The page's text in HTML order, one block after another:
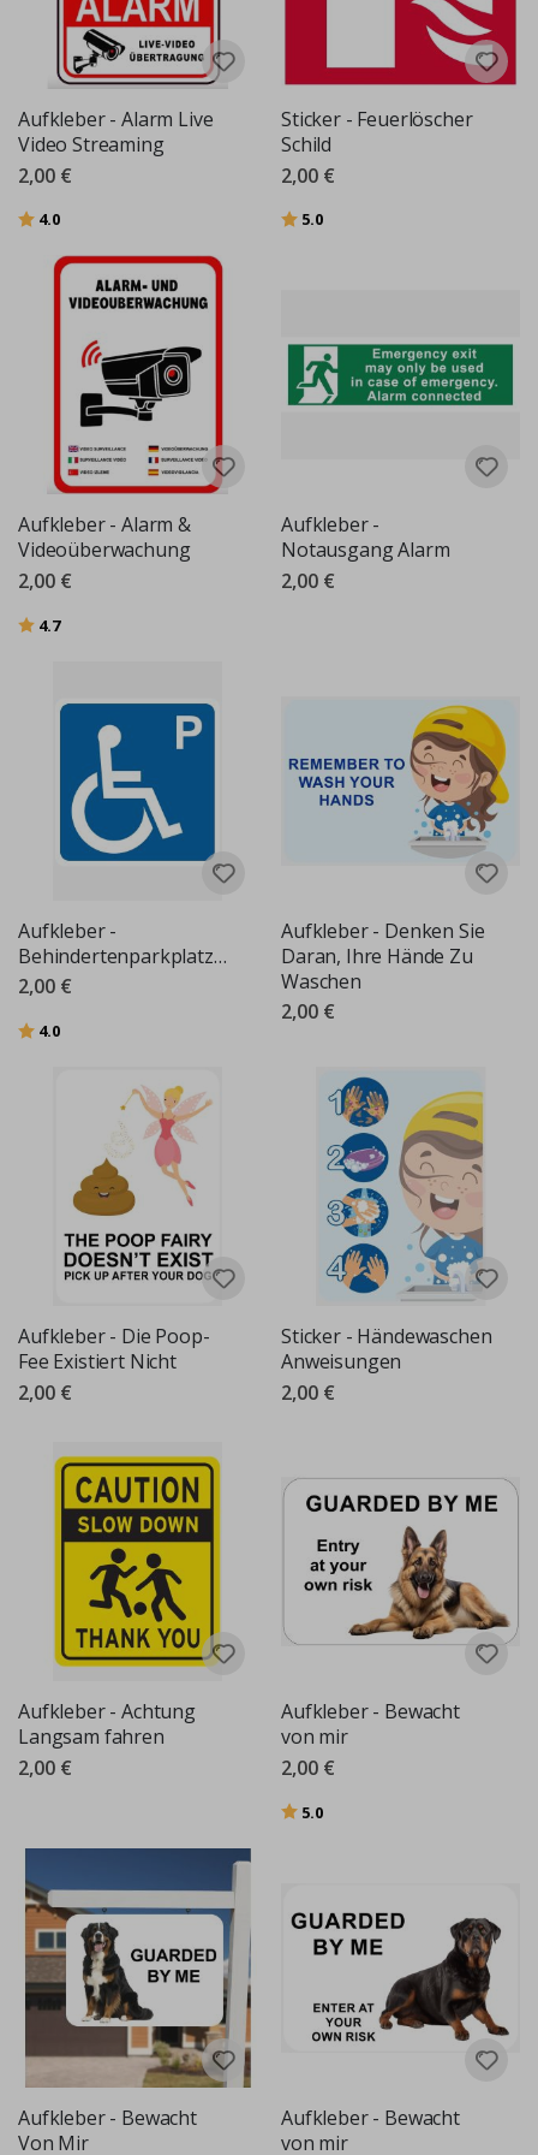
Aufkleber - Alarm Live
Video Streaming
2,00 €
Bewertung:
4.0
Sticker - Feuerlöscher
Schild
2,00 €
Bewertung:
5.0
Aufkleber - Alarm &
Videoüberwachung
2,00 €
Bewertung:
4.7von 5 Sternen
Aufkleber -
Notausgang Alarm
2,00 €
Aufkleber -
Behindertenparkplatzschild
2,00 €
Bewertung:
4.0
Aufkleber - Denken Sie
Daran, Ihre Hände Zu
Waschen
2,00 €
Aufkleber - Die Poop-
Fee Existiert Nicht
2,00 €
Sticker - Händewaschen
Anweisungen
2,00 €
Aufkleber - Achtung
Langsam fahren
2,00 €
Aufkleber - Bewacht
von mir
2,00 €
Bewertung:
5.0
Aufkleber - Bewacht
Von Mir
Aufkleber - Bewacht
von mir